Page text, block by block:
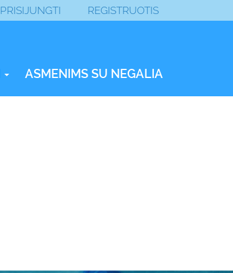
PRISIJUNGTI REGISTRUOTIS
ASMENIMS SU NEGALIA